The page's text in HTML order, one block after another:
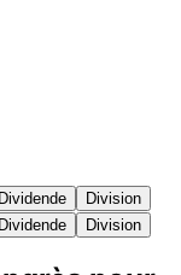
Dividende
Division
Dividende Division